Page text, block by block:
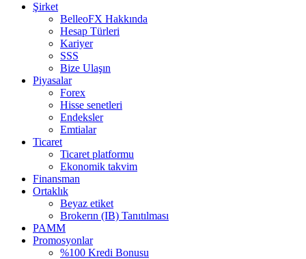
Şirket
BelleoFX Hakkında
Hesap Türleri
Kariyer
SSS
Bize Ulaşın
Piyasalar
Forex
Hisse senetleri
Endeksler
Emtialar
Ticaret
Ticaret platformu
Ekonomik takvim
Finansman
Ortaklık
Beyaz etiket
Brokerın (IB) Tanıtılması
PAMM
Promosyonlar
%100 Kredi Bonusu